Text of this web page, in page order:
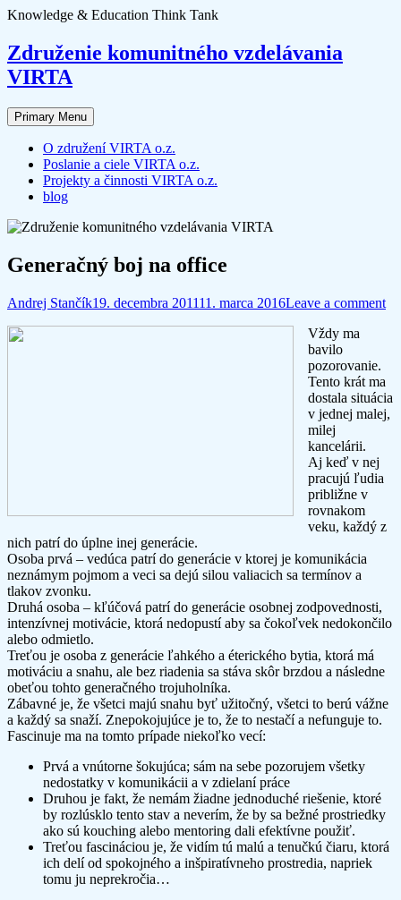
Skip
content
Knowledge & Education Think Tank
Združenie komunitného vzdelávania
VIRTA
Primary Menu
O združení VIRTA o.z.
Poslanie a ciele VIRTA o.z.
Projekty a činnosti VIRTA o.z.
blog
Generačný boj na office
Andrej Stančík19. decembra 201111. marca 2016Leave a comment
Vždy ma
bavilo
pozorovanie.
Tento krát ma
dostala situácia
v jednej malej,
milej
kancelárii.
Aj keď v nej
pracujú ľudia
približne v
rovnakom
veku, každý z
nich patrí do úplne inej generácie.
Osoba prvá – vedúca patrí do generácie v ktorej je komunikácia
neznámym pojmom a veci sa dejú silou valiacich sa termínov a
tlakov zvonku.
Druhá osoba – kľúčová patrí do generácie osobnej zodpovednosti,
intenzívnej motivácie, ktorá nedopustí aby sa čokoľvek nedokončilo
alebo odmietlo.
Treťou je osoba z generácie ľahkého a éterického bytia, ktorá má
motiváciu a snahu, ale bez riadenia sa stáva skôr brzdou a následne
obeťou tohto generačného trojuholníka.
Zábavné je, že všetci majú snahu byť užitočný, všetci to berú vážne
a každý sa snaží. Znepokojujúce je to, že to nestačí a nefunguje to.
Fascinuje ma na tomto prípade niekoľko vecí:
Prvá a vnútorne šokujúca; sám na sebe pozorujem všetky
nedostatky v komunikácii a v zdielaní práce
Druhou je fakt, že nemám žiadne jednoduché riešenie, ktoré
by rozlúsklo tento stav a neverím, že by sa bežné prostriedky
ako sú kouching alebo mentoring dali efektívne použiť.
Treťou fascináciou je, že vidím tú malú a tenučkú čiaru, ktorá
ich delí od spokojného a inšpiratívneho prostredia, napriek
tomu ju neprekročia…